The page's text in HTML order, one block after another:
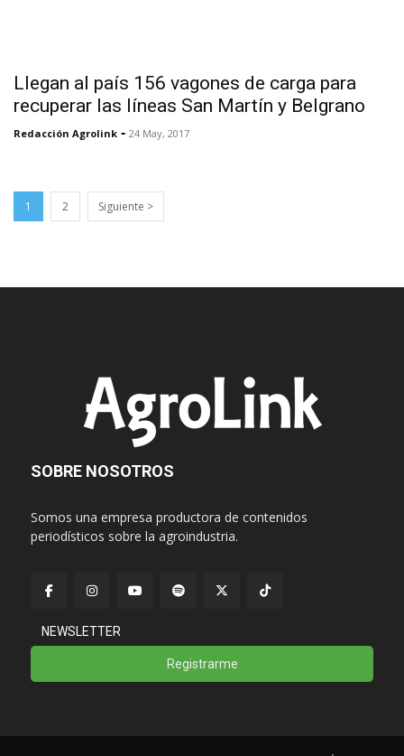
Llegan al país 156 vagones de carga para
recuperar las líneas San Martín y Belgrano
Redacción Agrolink - 24 May, 2017
1 2 Siguiente >
SOBRE NOSOTROS
Somos una empresa productora de contenidos
periodísticos sobre la agroindustria.
NEWSLETTER
Registrarme